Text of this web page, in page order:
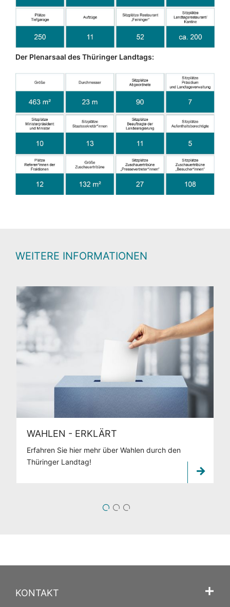
Der Plenarsaal des Thüringer Landtags:
WEITERE INFORMATIONEN
WAHLEN - ERKLÄRT
Erfahren Sie hier mehr über Wahlen durch den
Thüringer Landtag!
1 2
KONTAKT